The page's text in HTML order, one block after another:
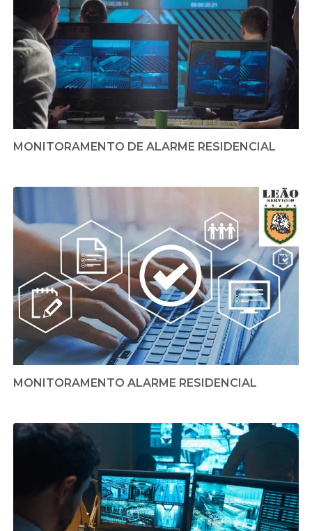
MONITORAMENTO DE ALARME RESIDENCIAL
MONITORAMENTO ALARME RESIDENCIAL